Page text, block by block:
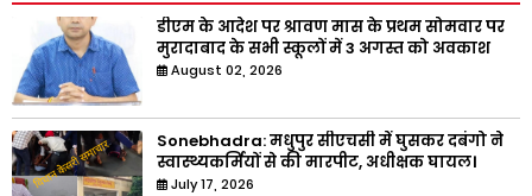
डीएम के आदेश पर श्रावण मास के प्रथम सोमवार पर
मुरादाबाद के सभी स्कूलों में 3 अगस्त को अवकाश
August 02, 2026
Sonebhadra: मधुपुर सीएचसी में घुसकर दबंगो ने
स्वास्थ्यकर्मियों से की मारपीट, अधीक्षक घायल।
July 17, 2026